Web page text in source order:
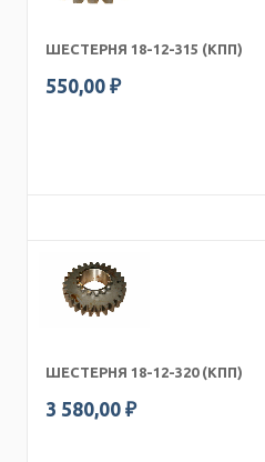
ШЕСТЕРНЯ 18-12-315 (КПП)
550,00 ₽
ШЕСТЕРНЯ 18-12-320 (КПП)
3 580,00 ₽